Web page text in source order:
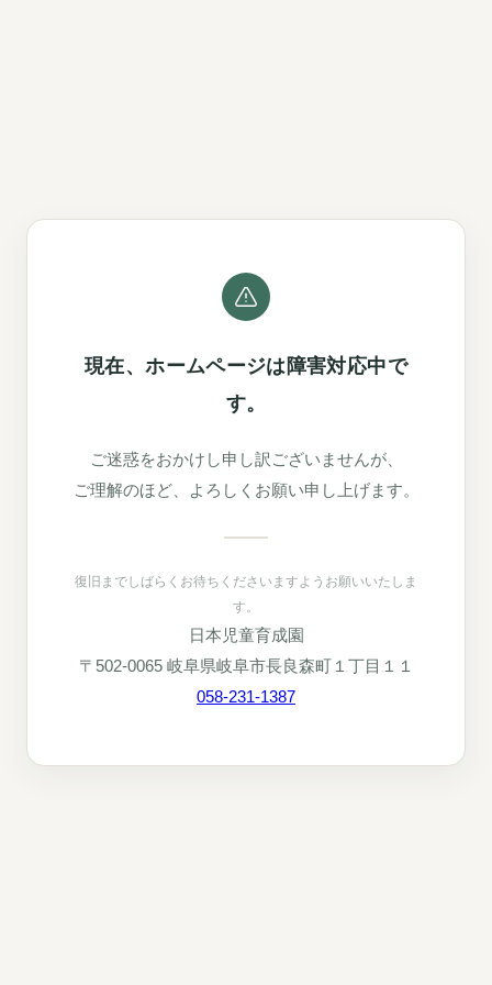
現在、ホームページは障害対応中で
す。
ご迷惑をおかけし申し訳ございませんが、
ご理解のほど、よろしくお願い申し上げます。
復旧までしばらくお待ちくださいますようお願いいたしま
す。
日本児童育成園
〒502-0065 岐阜県岐阜市長良森町１丁目１１
058-231-1387